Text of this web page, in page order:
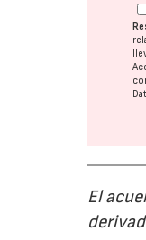
El